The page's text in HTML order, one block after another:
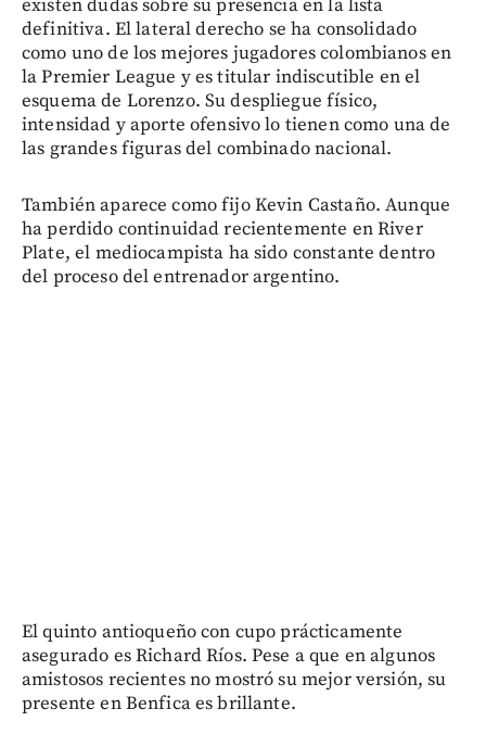
existen dudas sobre su presencia en la lista
definitiva. El lateral derecho se ha consolidado
como uno de los mejores jugadores colombianos en
la Premier League y es titular indiscutible en el
esquema de Lorenzo. Su despliegue físico,
intensidad y aporte ofensivo lo tienen como una de
las grandes figuras del combinado nacional.
También aparece como fijo Kevin Castaño. Aunque
ha perdido continuidad recientemente en River
Plate, el mediocampista ha sido constante dentro
del proceso del entrenador argentino.
El quinto antioqueño con cupo prácticamente
asegurado es Richard Ríos. Pese a que en algunos
amistosos recientes no mostró su mejor versión, su
presente en Benfica es brillante.